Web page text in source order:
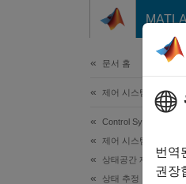
문서 홈
제어 시스템
Control System
제어 시스템 설계 및
상태공간 제어 설계
상태 추정
번역
권장